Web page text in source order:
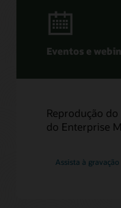
Eventos e
Reprodução
do Enterprise
Assista à gravação